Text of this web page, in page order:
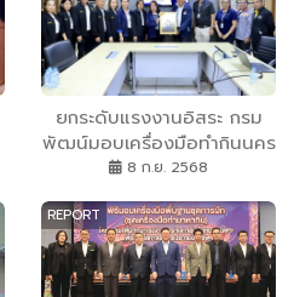
ยกระดับแรงงานอิสระ กรม
พัฒน์มอบเครื่องมือทำกินนคร
ศรีฯ
8 ก.ย. 2568
REPORT